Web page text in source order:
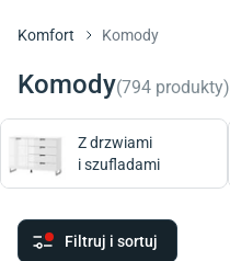
Komfort Komody
Komody(794 produkty)
Z drzwiami
i szufladami
Filtruj i sortuj